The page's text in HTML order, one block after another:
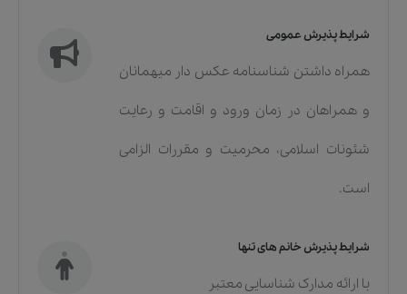
شرایط پذیرش عمومی
همراه داشتن شناسنامه عکس دار میهمانان
و همراهان در زمان ورود و اقامت و رعایت
شئونات اسلامی، محرمیت و مقررات الزامی
است.
شرایط پذیرش خانم های تنها
با ارائه مدارک شناسایی معتبر